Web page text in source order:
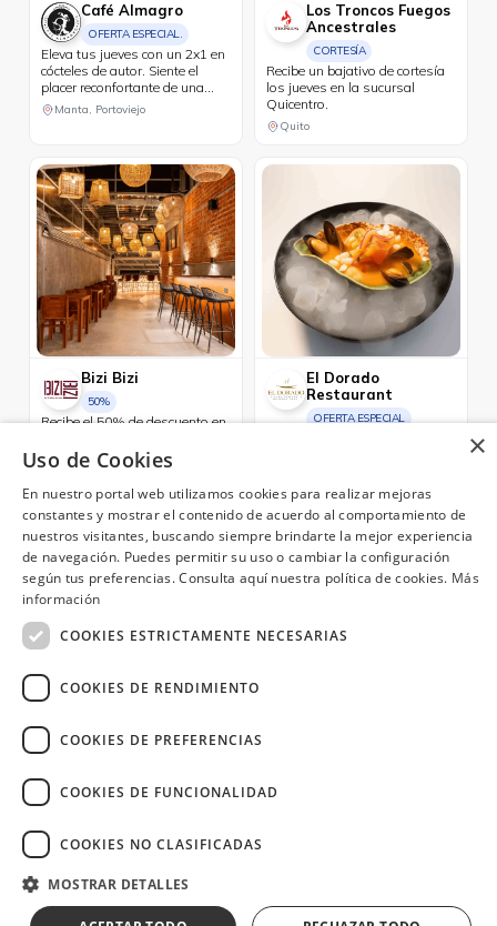
Café Almagro
OFERTA ESPECIAL.
Eleva tus jueves con un 2x1 en
cócteles de autor. Siente el
placer reconfortante de una
bebida caliente de cortesía al
realizar compras iguales o
Manta, Portoviejo
Los Troncos Fuegos
Ancestrales
CORTESÍA
Recibe un bajativo de cortesía
los jueves en la sucursal
Quicentro.
Quito
Bizi Bizi
50%
Recibe el 50% de descuento en
Quito
El Dorado
Restaurant
OFERTA ESPECIAL
¿Necesitas ayuda? (02) 298 1300
Image
Derechos reservados.
×
Uso de Cookies
En nuestro portal web utilizamos cookies para realizar mejoras
constantes y mostrar el contenido de acuerdo al comportamiento de
nuestros visitantes, buscando siempre brindarte la mejor experiencia
de navegación. Puedes permitir su uso o cambiar la configuración
según tus preferencias. Consulta aquí nuestra política de cookies. Más
información
COOKIES ESTRICTAMENTE NECESARIAS
COOKIES DE RENDIMIENTO
COOKIES DE PREFERENCIAS
COOKIES DE FUNCIONALIDAD
COOKIES NO CLASIFICADAS
MOSTRAR DETALLES